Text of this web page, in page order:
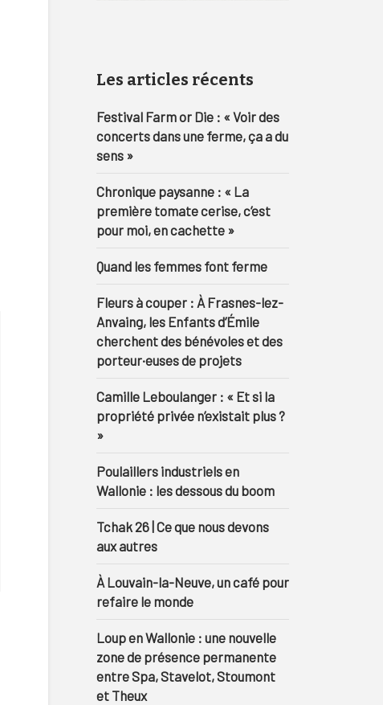
Les articles récents
Festival Farm or Die : « Voir des
concerts dans une ferme, ça a du
sens »
Chronique paysanne : « La
première tomate cerise, c’est
pour moi, en cachette »
Quand les femmes font ferme
Fleurs à couper : À Frasnes-lez-
Anvaing, les Enfants d’Émile
cherchent des bénévoles et des
porteur·euses de projets
Camille Leboulanger : « Et si la
propriété privée n’existait plus ?
»
Poulaillers industriels en
Wallonie : les dessous du boom
Tchak 26 | Ce que nous devons
aux autres
À Louvain-la-Neuve, un café pour
refaire le monde
Loup en Wallonie : une nouvelle
zone de présence permanente
entre Spa, Stavelot, Stoumont
et Theux